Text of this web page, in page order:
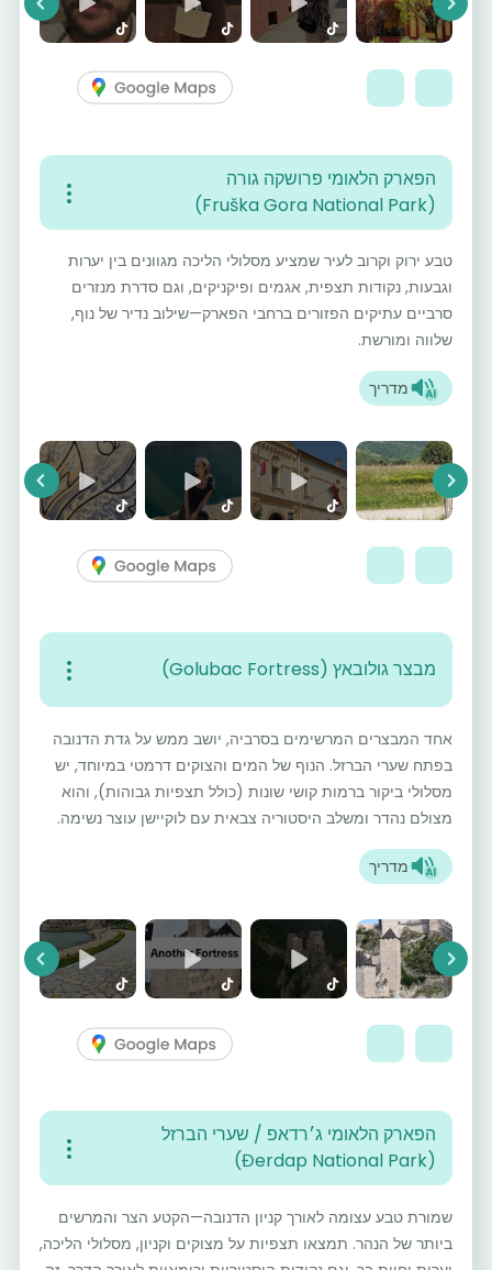
Next
הפארק הלאומי פרושקה גורה
(Fruška Gora National Park)
טבע ירוק וקרוב לעיר שמציע מסלולי הליכה מגוונים בין יערות
וגבעות, נקודות תצפית, אגמים ופיקניקים, וגם סדרת מנזרים
סרביים עתיקים הפזורים ברחבי הפארק—שילוב נדיר של נוף,
שלווה ומורשת.
מדריך
Next
מבצר גולובאץ (Golubac Fortress)
אחד המבצרים המרשימים בסרביה, יושב ממש על גדת הדנובה
בפתח שערי הברזל. הנוף של המים והצוקים דרמטי במיוחד, יש
מסלולי ביקור ברמות קושי שונות (כולל תצפיות גבוהות), והוא
מצולם נהדר ומשלב היסטוריה צבאית עם לוקיישן עוצר נשימה.
מדריך
Next
הפארק הלאומי ג׳רדאפ / שערי הברזל
(Đerdap National Park)
שמורת טבע עצומה לאורך קניון הדנובה—הקטע הצר והמרשים
ביותר של הנהר. תמצאו תצפיות על מצוקים וקניון, מסלולי הליכה,